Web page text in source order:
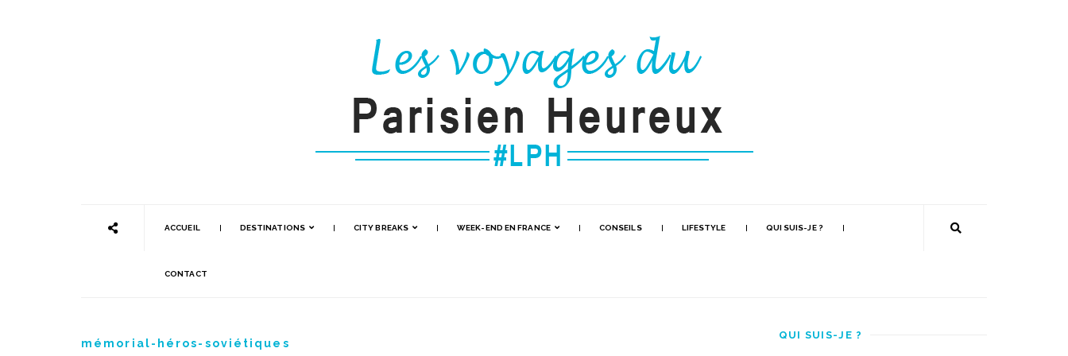
ACCUEIL DESTINATIONS CITY BREAKS WEEK-END EN FRANCE CONSEILS LIFESTYLE QUI SUIS-JE ?
CONTACT
mémorial-héros-soviétiques
QUI SUIS-JE ?